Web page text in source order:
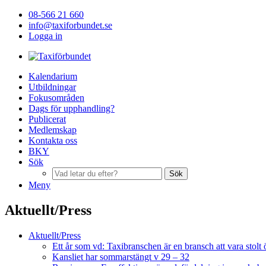
08-566 21 660
info@taxiforbundet.se
Logga in
Kalendarium
Utbildningar
Fokusområden
Dags för upphandling?
Publicerat
Medlemskap
Kontakta oss
BKY
Sök
Sök
Meny
Aktuellt/Press
Aktuellt/Press
Ett år som vd: Taxibranschen är en bransch att vara stolt
Kansliet har sommarstängt v 29 – 32